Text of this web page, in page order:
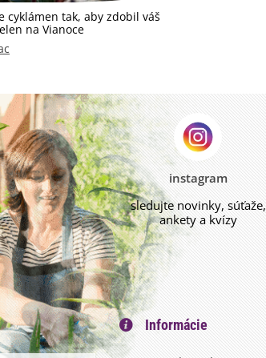
cyklámen tak, aby zdobil váš
na Vianoce
instagram
sledujte novinky, súťaže,
ankety a kvízy
Informácie